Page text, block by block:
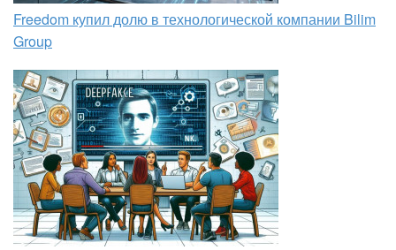
Freedom купил долю в технологической компании Bilim
Group